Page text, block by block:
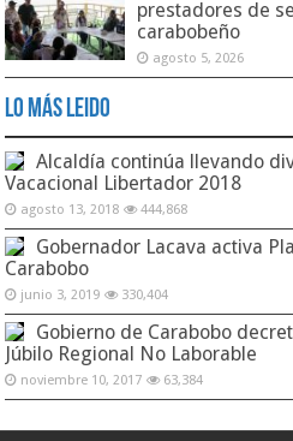
prestadores de
carabobeño
agosto 5, 2026
Lo Más Leido
Alcaldía continúa llevando
Vacacional Libertador 2018
agosto 13, 2018 444,868
Gobernador Lacava activa
Carabobo
junio 3, 2019 330,404
Gobierno de Carabobo
Júbilo Regional No Laborable
noviembre 10, 2017 63,384